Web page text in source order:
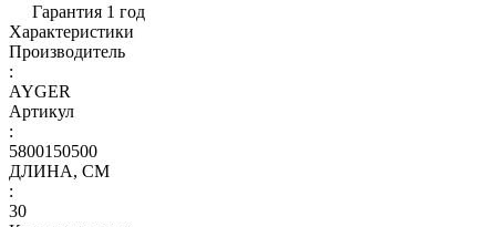
Гарантия 1 год
Характеристики
Производитель
:
AYGER
Артикул
:
5800150500
ДЛИНА, СМ
:
30